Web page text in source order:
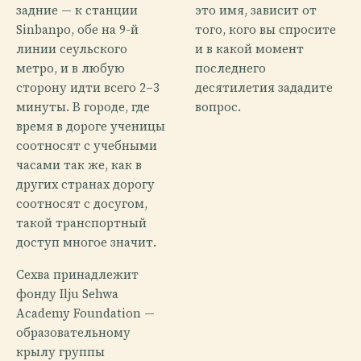
задние — к станции
Sinbanpo, обе на 9-й
линии сеульского
метро, и в любую
сторону идти всего 2–3
минуты. В городе, где
время в дороге ученицы
соотносят с учебными
часами так же, как в
других странах дорогу
соотносят с досугом,
такой транспортный
доступ многое значит.
Сехва принадлежит
фонду Ilju Sehwa
Academy Foundation —
образовательному
крылу группы
это имя, зависит от
того, кого вы спросите
и в какой момент
последнего
десятилетия зададите
вопрос.